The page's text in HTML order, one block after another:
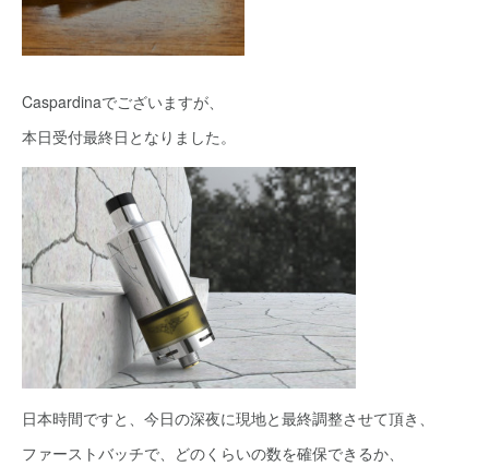
Caspardinaでございますが、
本日受付最終日となりました。
日本時間ですと、今日の深夜に現地と最終調整させて頂き、
ファーストバッチで、どのくらいの数を確保できるか、